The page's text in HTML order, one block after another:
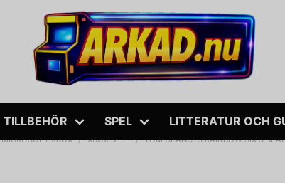
TILLBEHÖR SPEL LITTERATUR OCH
MICROSOFT XBOX XBOX SPEL TOM CLANCYS RAINBOW SIX 3